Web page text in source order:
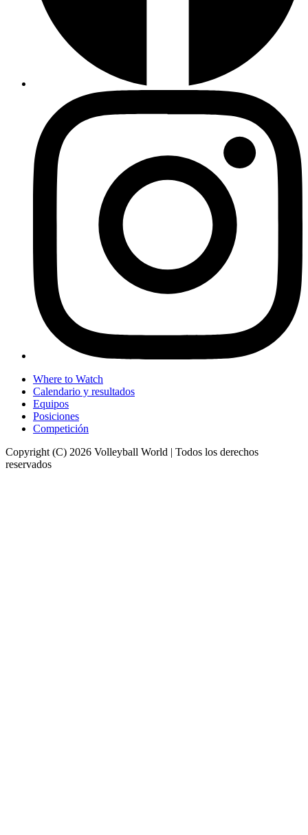
Where to Watch
Calendario y resultados
Equipos
Posiciones
Competición
Copyright (C) 2026 Volleyball World | Todos los derechos
reservados